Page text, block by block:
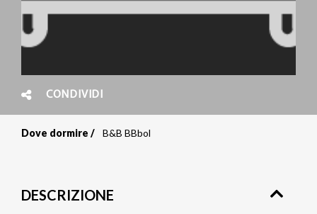
CONDIVIDI
Dove dormire B&B BBbol
DESCRIZIONE